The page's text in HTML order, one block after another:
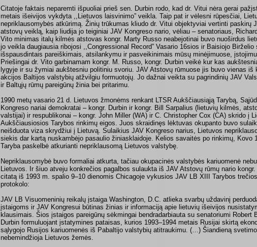
Citatoje faktais neparemti išpuoliai prieš sen. Durbin rodo, kad dr. Vitui nėra gerai
metais išeivijos vykdyta ,,Lietuvos laisvinimo” veikla. Taip pat ir vėlesni rūpesčiai,
nepriklausomybės atkūrimą. Žinių trūkumas kliudo dr. Vitui objektyviai vertinti paskirų
atstovų veiklą, kaip liudija jo teiginiai JAV Kongreso nario, vėliau – senatoriaus,
Vito minimas italų kilmės atstovas kongr. Marty Russo neabejotinai buvo nuoširdus
jo veikla daugiausia ribojosi ,,Congressional Record” Vasario 16sios ir Baisiojo Birželio
išspausdintais pareiškimais, atsilankymu ir pasveikinimais mūsų minėjimuose,
Priešingai dr. Vito garbinamam kongr. M. Russo, kongr. Durbin veikė kur kas
lygyje ir su žymiai aukštesniu politiniu svoriu. JAV Atstovų rūmuose jis buvo vienas iš
akcijos Baltijos valstybių atžvilgiu formuotojų. Jo dažnai veikta su pagrindinių JAV
ir Baltųjų rūmų pareigūnų žinia bei pritarimu.
1990 metų vasario 21 d. Lietuvos žmonėms renkant LTSR Aukščiausiąją Tarybą,
Kongreso nariai demokratai – kongr. Durbin ir kongr. Bill Sarpalius (lietuvių kilmės,
valstijai) ir respublikonai – kongr. John Miller (WA) ir C. Christopher Cox (CA) skrido į
Aukščiausiosios Tarybos rinkimų eigos. Juos skraidinęs lėktuvas okupanto buvo
neišduota viza skrydžiui į Lietuvą. Sulaikius JAV Kongreso narius, Lietuvos
siekis dar kartą nuskambėjo pasaulio žiniasklaidoje. Kelios savaitės po rinkimų, Kovo
Taryba paskelbė atkurianti nepriklausomą Lietuvos valstybę.
Nepriklausomybė buvo formaliai atkurta, tačiau okupacinės valstybės kariuomenė
Lietuvos. Ir šiuo atveju konkrečios pagalbos sulaukta iš JAV Atstovų rūmų nario
citatą iš 1993 m. spalio 9–10 dienomis Chicagoje vykusios JAV LB XIII Tarybos
protokolo:
JAV LB Visuomeninių reikalų įstaiga Washington, D.C. atlieka svarbų uždavinį
įstaigoms ir JAV Kongresui būtinas žinias ir informaciją apie lietuvių išeivijos
klausimais. Šios įstaigos pareigūnų sėkmingai bendradarbiauta su senatoriumi Robert
Durbin formuluojant įstatymines pataisas, kurios 1993–1994 metais Rusijai skirtą
sąlygojo Rusijos kariuomenės iš Pabaltijo valstybių atitraukimu. (…) Šiandieną
nebemindžioja Lietuvos žemės.